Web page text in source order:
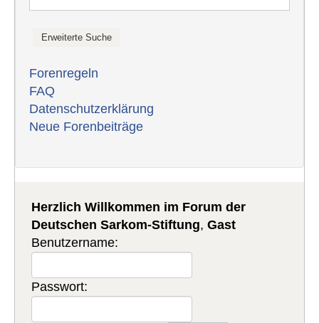
Forenregeln
FAQ
Datenschutzerklärung
Neue Forenbeiträge
Herzlich Willkommen im Forum der
Deutschen Sarkom-Stiftung,Gast
Benutzername:
Passwort: